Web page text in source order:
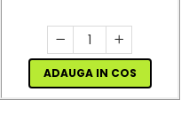
ADAUGA IN COS